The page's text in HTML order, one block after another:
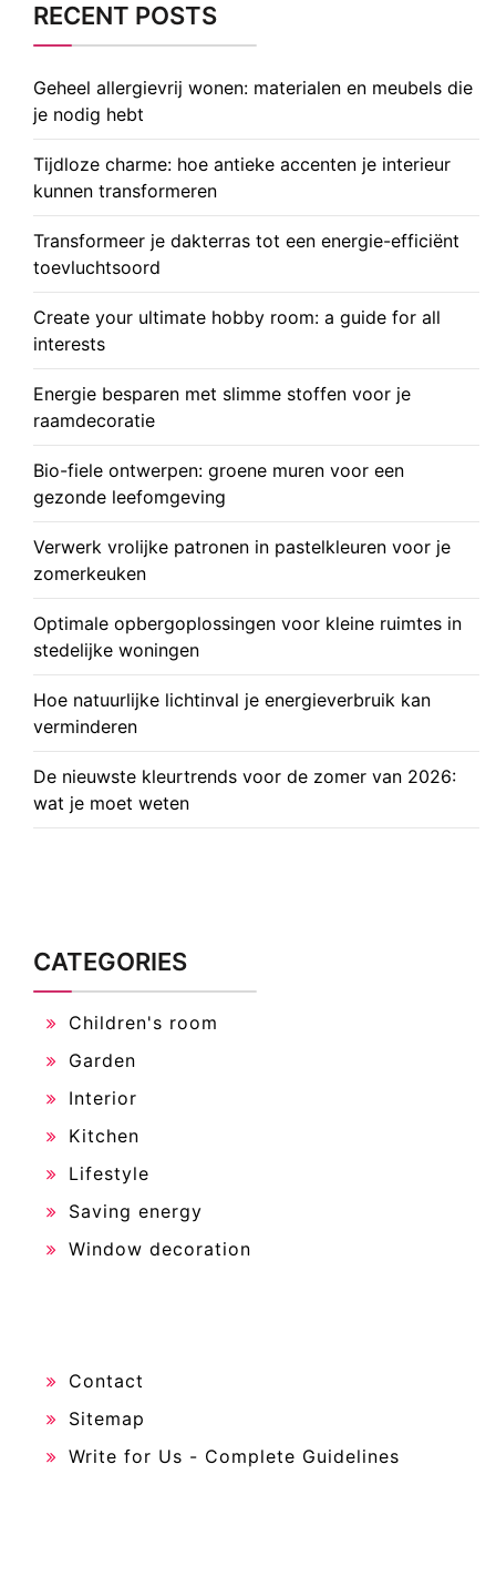
RECENT POSTS
Geheel allergievrij wonen: materialen en meubels die
je nodig hebt
Tijdloze charme: hoe antieke accenten je interieur
kunnen transformeren
Transformeer je dakterras tot een energie-efficiënt
toevluchtsoord
Create your ultimate hobby room: a guide for all
interests
Energie besparen met slimme stoffen voor je
raamdecoratie
Bio-fiele ontwerpen: groene muren voor een
gezonde leefomgeving
Verwerk vrolijke patronen in pastelkleuren voor je
zomerkeuken
Optimale opbergoplossingen voor kleine ruimtes in
stedelijke woningen
Hoe natuurlijke lichtinval je energieverbruik kan
verminderen
De nieuwste kleurtrends voor de zomer van 2026:
wat je moet weten
CATEGORIES
Children's room
Garden
Interior
Kitchen
Lifestyle
Saving energy
Window decoration
Contact
Sitemap
Write for Us - Complete Guidelines